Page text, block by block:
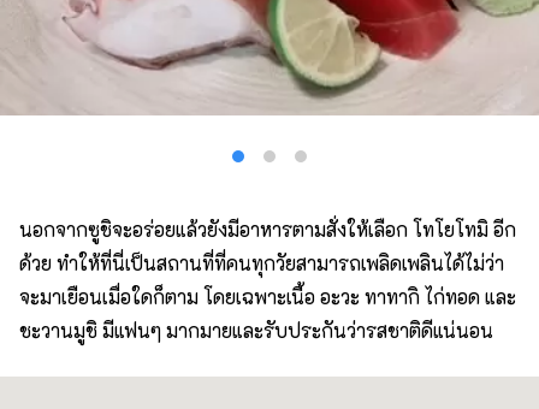
นอกจากซูชิจะอร่อยแล้วยังมีอาหารตามสั่งให้เลือก โทโยโทมิ อีก
ด้วย ทำให้ที่นี่เป็นสถานที่ที่คนทุกวัยสามารถเพลิดเพลินได้ไม่ว่า
จะมาเยือนเมื่อใดก็ตาม โดยเฉพาะเนื้อ อะวะ ทาทากิ ไก่ทอด และ
ชะวานมูชิ มีแฟนๆ มากมายและรับประกันว่ารสชาติดีแน่นอน